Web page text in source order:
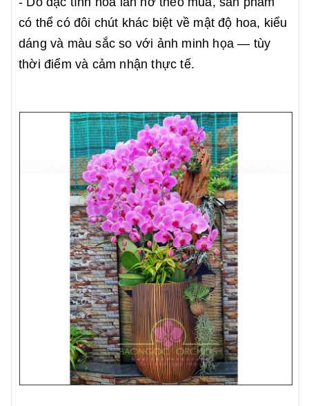
có thể có đôi chút khác biệt về mật độ hoa, kiểu
dáng và màu sắc so với ảnh minh họa — tùy
thời điểm và cảm nhận thực tế.